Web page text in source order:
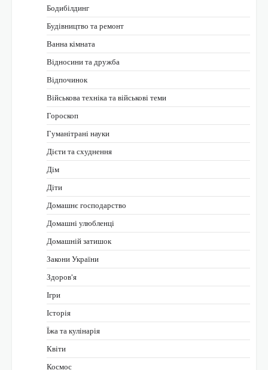
Бодибілдинг
Будівництво та ремонт
Ванна кімната
Відносини та дружба
Відпочинок
Військова техніка та військові теми
Гороскоп
Гуманітрані науки
Дієти та схуднення
Дім
Діти
Домашнє господарство
Домашні улюбленці
Домашній затишок
Закони України
Здоров'я
Ігри
Історія
Їжа та кулінарія
Квіти
Космос